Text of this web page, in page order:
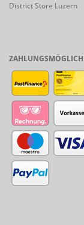
District Store Luzern